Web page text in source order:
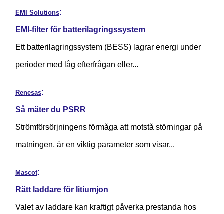
EMI Solutions:
EMI-filter för batterilagringssystem
Ett batterilagringssystem (BESS) lagrar energi under
perioder med låg efterfrågan eller...
Renesas:
Så mäter du PSRR
Strömförsörjningens förmåga att motstå störningar på
matningen, är en viktig parameter som visar...
Mascot:
Rätt laddare för litiumjon
Valet av laddare kan kraftigt påverka prestanda hos